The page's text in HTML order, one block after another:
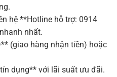
hệ **Hotline hỗ trợ: 0914
nhất.
(giao hàng nhận tiền) hoặc
dụng** với lãi suất ưu đãi.